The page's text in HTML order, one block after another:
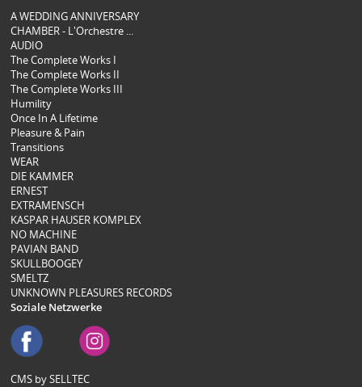
A WEDDING ANNIVERSARY
CHAMBER - L'Orchestre ...
AUDIO
The Complete Works I
The Complete Works II
The Complete Works III
Humility
Once In A Lifetime
Pleasure & Pain
Transitions
WEAR
DIE KAMMER
ERNEST
EXTRAMENSCH
KASPAR HAUSER KOMPLEX
NO MACHINE
PAVIAN BAND
SKULLBOOGEY
SMELTZ
UNKNOWN PLEASURES RECORDS
Soziale Netzwerke
CMS by SELLTEC